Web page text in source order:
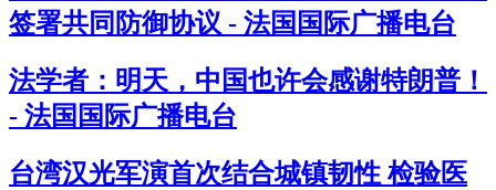
签署共同防御协议 - 法国国际广播电台
法学者：明天，中国也许会感谢特朗普！
- 法国国际广播电台
台湾汉光军演首次结合城镇韧性 检验医